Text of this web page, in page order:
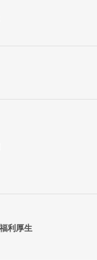
利厚生